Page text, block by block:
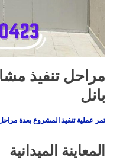
مراحل تنفيذ
بانل
تمر عملية تنفيذ المشروع بعدة
المعاينة الميدانية